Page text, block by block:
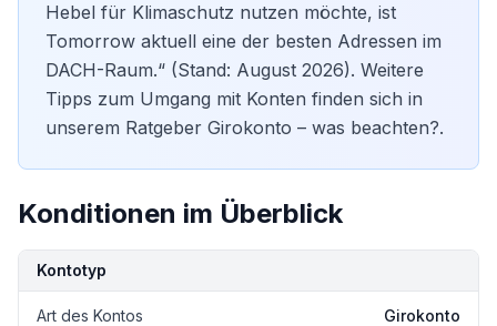
Hebel für Klimaschutz nutzen möchte, ist
Tomorrow aktuell eine der besten Adressen im
DACH-Raum.“ (Stand: August 2026). Weitere
Tipps zum Umgang mit Konten finden sich in
unserem Ratgeber Girokonto – was beachten?.
Konditionen im Überblick
KonditionDetails
Kontotyp
Art des Kontos Girokonto